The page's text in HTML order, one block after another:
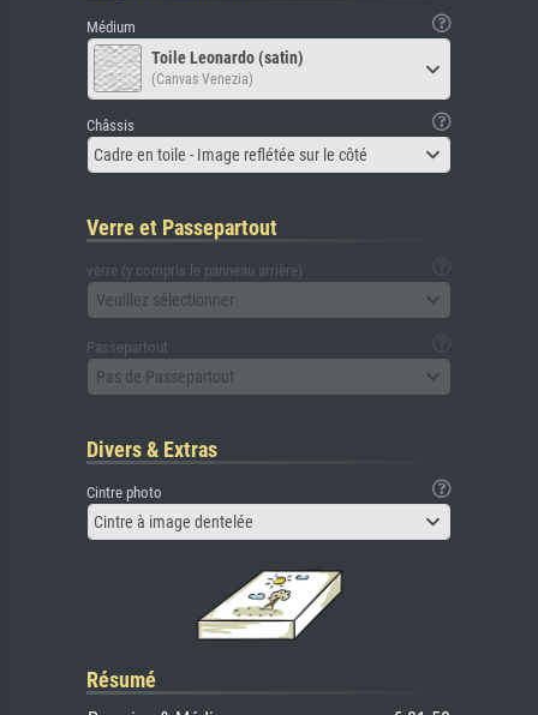
Médium
Toile Leonardo (satin)
(Canvas Venezia)
Châssis
Cadre en toile - Image reflétée sur le côté
Verre et Passepartout
verre (y compris le panneau arrière)
Veuillez sélectionner
Passepartout
Pas de Passepartout
Divers & Extras
Cintre photo
Cintre à image dentelée
Résumé